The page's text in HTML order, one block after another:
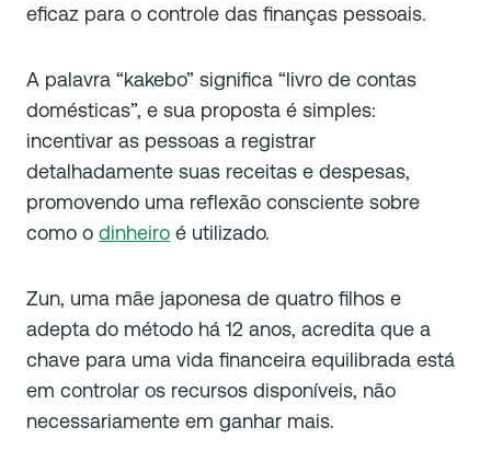
eficaz para o controle das finanças pessoais.
A palavra “kakebo” significa “livro de contas
domésticas”, e sua proposta é simples:
incentivar as pessoas a registrar
detalhadamente suas receitas e despesas,
promovendo uma reflexão consciente sobre
como o dinheiro é utilizado.
Zun, uma mãe japonesa de quatro filhos e
adepta do método há 12 anos, acredita que a
chave para uma vida financeira equilibrada está
em controlar os recursos disponíveis, não
necessariamente em ganhar mais.